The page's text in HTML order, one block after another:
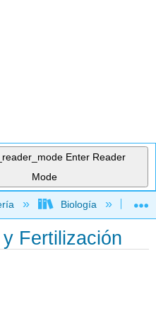
Enter Reader
Mode
global
Biología
Fertilización